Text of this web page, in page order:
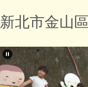
到
主
內
容
區
新北市金山